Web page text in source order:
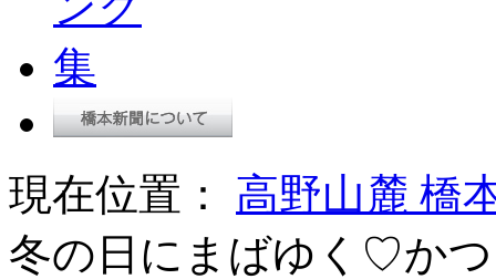
現在位置： 高野山麓 橋
冬の日にまばゆく♡か